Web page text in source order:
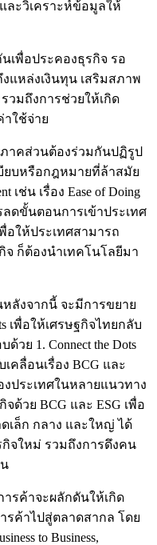
ละวิเคราะห์ข้อมูลให้
นเพื่อประคองธุรกิจ รอ
แหล่งเงินทุน เสริมสภาพ
วมถึงการช่วยให้เกิด
ใช้จ่าย
ภาคส่วนต้องร่วมกันปฏิรูป
ยบหรือกฎหมายที่ล้าสมัย
เช่น เรื่อง Ease of Doing
ลดขั้นตอนการเข้าประเทศ
พื่อให้ประเทศสามารถ
ก็ต้องนำเทคโนโลยีมา
ลังจากนี้ จะมีการขยาย
เพื่อให้เศรษฐกิจไทยกลับ
ย 1. Connect the Dots
เคลื่อนเรื่อง BCG และ
งประเทศในหลายแนวทาง
ด้วย BCG และ ESG เพื่อ
เล็ก กลาง และใหญ่ ได้
จใหม่ รวมถึงการดึงคน
การค้าจะผลักดันให้เกิด
ารค้าไปสู่ตลาดสากล โดย
to Business,